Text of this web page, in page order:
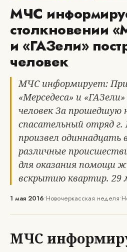
МЧС
столкновении
и «ГАЗели»
человек
МЧС информирует:
«Мерседеса» и
человек За прошедшую
спасательный отряд г.
произвел одиннадцать
различные
для оказания помощи
вскрытию квартир.
1 мая 2016•Новочеркасская неделя•
МЧС